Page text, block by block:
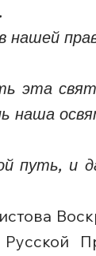
нашей
эта
наша
путь, и